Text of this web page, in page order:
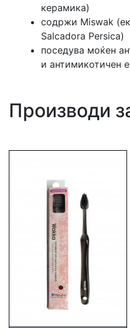
керамика)
содржи Miswak
Salcadora Persica)
поседува моќен
и антимикотичен
Производи